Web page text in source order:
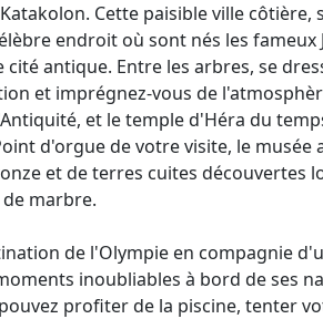
Cette paisible ville
endroit où sont nés les
antique. Entre les arbres, se
et imprégnez-vous de
et le temple d'Héra du
d'orgue de votre visite, le
et de terres cuites découvertes
marbre.
de l'Olympie en compagnie
inoubliables à bord de ses
profiter de la piscine, tenter